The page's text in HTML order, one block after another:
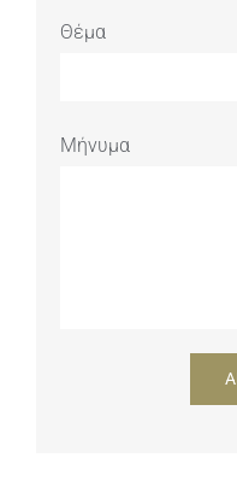
Θέμα
Μήνυμα